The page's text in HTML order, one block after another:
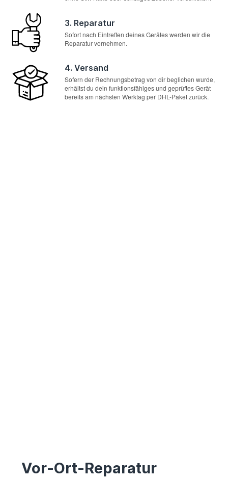
3. Reparatur
Sofort nach Eintreffen deines Gerätes werden wir die
Reparatur vornehmen.
4. Versand
Sofern der Rechnungsbetrag von dir beglichen wurde,
erhältst du dein funktionsfähiges und geprüftes Gerät
bereits am nächsten Werktag per DHL-Paket zurück.
Vor-Ort-Reparatur